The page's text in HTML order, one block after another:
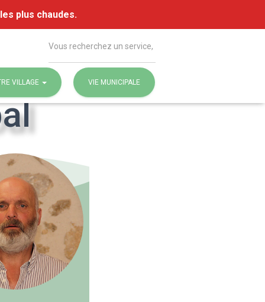
plus chaudes.
Rechercher
VILLAGE VIE MUNICIPALE